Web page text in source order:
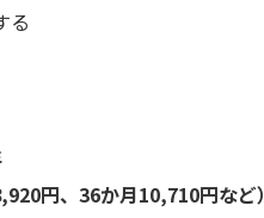
る
円、36か月10,710円など）